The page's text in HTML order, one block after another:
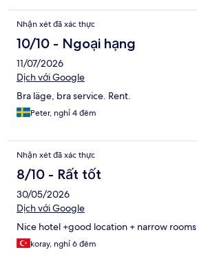
Nhận xét đã xác thực
10/10 - Ngoại hạng
11/07/2026
Dịch với Google
Bra läge, bra service. Rent.
Peter, nghỉ 4 đêm
Nhận xét đã xác thực
8/10 - Rất tốt
30/05/2026
Dịch với Google
Nice hotel +good location + narrow rooms
koray, nghỉ 6 đêm